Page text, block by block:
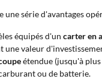
une série d'avantages
équipés d'un carter en
une valeur
étendue (jusqu'à
ou de batterie.